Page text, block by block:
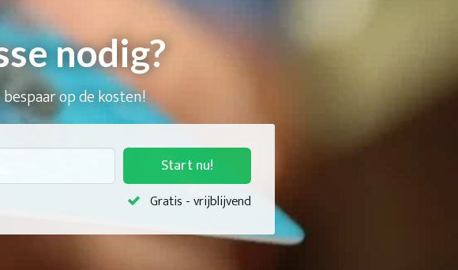
nodig?
op de kosten!
Start nu!
Gratis - vrijblijvend